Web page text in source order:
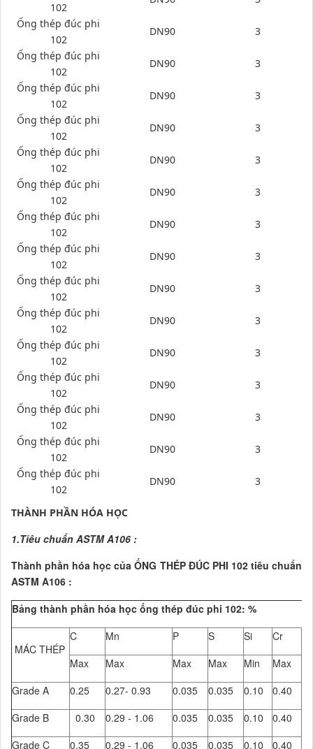
102
Ống thép đúc phi
102
DN90
3
Ống thép đúc phi
102
DN90
3
Ống thép đúc phi
102
DN90
3
Ống thép đúc phi
102
DN90
3
Ống thép đúc phi
102
DN90
3
Ống thép đúc phi
102
DN90
3
Ống thép đúc phi
102
DN90
3
Ống thép đúc phi
102
DN90
3
Ống thép đúc phi
102
DN90
3
Ống thép đúc phi
102
DN90
3
Ống thép đúc phi
102
DN90
3
Ống thép đúc phi
102
DN90
3
Ống thép đúc phi
102
DN90
3
Ống thép đúc phi
102
DN90
3
Ống thép đúc phi
102
DN90 3
THÀNH PHẦN HÓA HỌC
1.Tiêu chuẩn ASTM A106 :
Thành phần hóa học của ỐNG THÉP ĐÚC PHI 102 tiêu chuẩn
ASTM A106 :
Bảng thành phần hóa học ống thép đúc phi 102: %
MÁC THÉP
C Mn P S Si Cr
Max
Max Max Max Min Max
Grade A
0.25 0.27- 0.93 0.035 0.035 0.10 0.40
Grade B
0.30 0.29 - 1.06 0.035 0.035 0.10 0.40
Grade C
0.35 0.29 - 1.06 0.035 0.035 0.10 0.40